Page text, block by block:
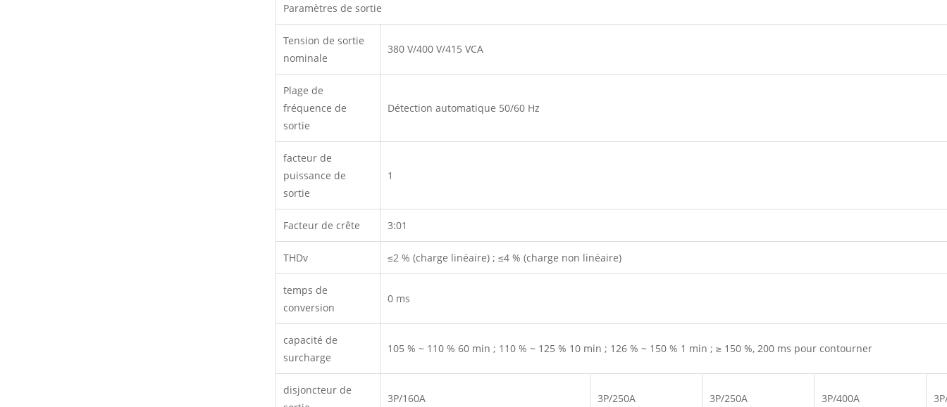
Paramètres de sortie
Tension de sortie
nominale
380 V/400 V/415 VCA
Plage de
fréquence de
sortie
Détection automatique 50/60 Hz
facteur de
puissance de
sortie
1
Facteur de crête 3:01
THDv ≤2 % (charge linéaire) ; ≤4 % (charge non linéaire)
temps de
conversion
0 ms
capacité de
surcharge
105 % ~ 110 % 60 min ; 110 % ~ 125 % 10 min ; 126 % ~ 150 % 1 min ; ≥ 150 %, 200 ms pour contourner
disjoncteur de
3P/160A 3P/250A 3P/250A 3P/400A